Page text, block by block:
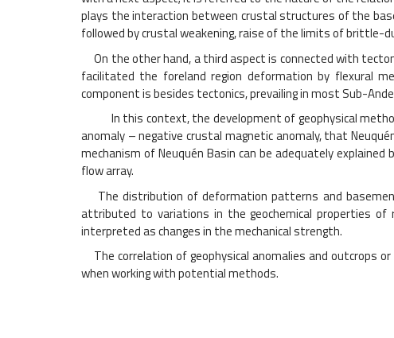
plays the interaction between crustal structures of the
followed by crustal weakening, raise of the limits of brittle-
On the other hand, a third aspect is connected with
facilitated the foreland region deformation by flexural
component is besides tectonics, prevailing in most Sub-
In this context, the development of geophysical
anomaly – negative crustal magnetic anomaly, that
mechanism of Neuquén Basin can be adequately
flow array.
The distribution of deformation patterns and
attributed to variations in the geochemical properties
interpreted as changes in the mechanical strength.
The correlation of geophysical anomalies and outcrops
when working with potential methods.